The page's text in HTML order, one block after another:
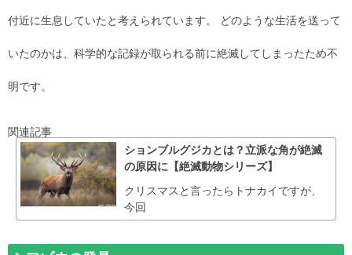
付近に生息していたと考えられています。 どのような生活を送って
いたのかは、科学的な記録が取られる前に絶滅してしまったため不
明です。
関連記事
ションブルグジカとは？立派な角が絶滅
の原因に【絶滅動物シリーズ】
クリスマスと言ったらトナカイですが、
今回